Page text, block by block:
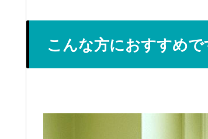
こんな方におすすめで